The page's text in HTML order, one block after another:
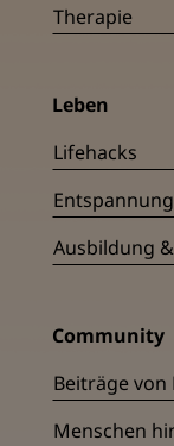
Therapie
Leben
Lifehacks
Ausbildung
Community
Beiträge
Menschen